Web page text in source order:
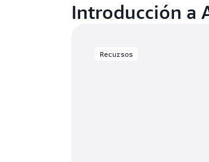
Introducción a
Recursos